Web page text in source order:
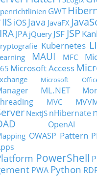
GWT
IIS iOSJava JavaFX
JPA jQuery JSF JSP
Kubernetes
MAUI MFC
Microsoft Access
Microsoft
ML.NET
MVC
NextJS nHibernate
OpenAI
OWASP Pattern
PowerShell
PWA Python